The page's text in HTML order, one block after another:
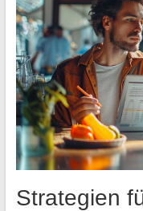
Strategien